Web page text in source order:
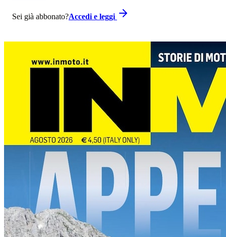
Sei già abbonato?Accedi e leggi